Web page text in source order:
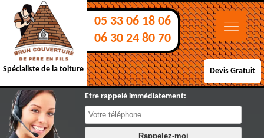
Spécialiste de la toiture
05 33 06 18 06
06 30 24 80 70
Devis Gratuit
Etre rappelé immédiatement: